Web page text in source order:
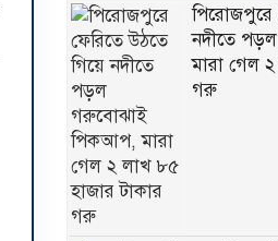
পিরোজপুরে
নদীতে
মারা গেল
গরু